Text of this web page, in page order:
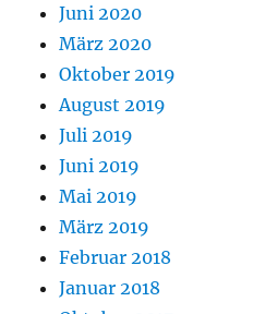
Juni 2020
März 2020
Oktober 2019
August 2019
Juli 2019
Juni 2019
Mai 2019
März 2019
Februar 2018
Januar 2018